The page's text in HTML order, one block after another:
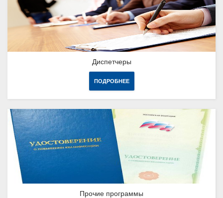
Диспетчеры
ПОДРОБНЕЕ
Прочие программы